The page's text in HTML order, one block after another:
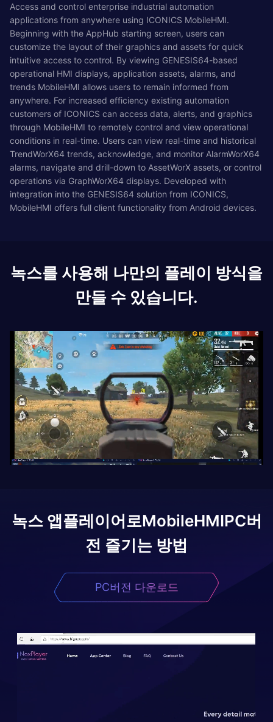
Access and control enterprise industrial automation
applications from anywhere using ICONICS MobileHMI.
Beginning with the AppHub starting screen, users can
customize the layout of their graphics and assets for quick
intuitive access to control. By viewing GENESIS64-based
operational HMI displays, application assets, alarms, and
trends MobileHMI allows users to remain informed from
anywhere. For increased efficiency existing automation
customers of ICONICS can access data, alerts, and graphics
through MobileHMI to remotely control and view operational
conditions in real-time. Users can view real-time and historical
TrendWorX64 trends, acknowledge, and monitor AlarmWorX64
alarms, navigate and drill-down to AssetWorX assets, or control
operations via GraphWorX64 displays. Developed with
integration into the GENESIS64 solution from ICONICS,
MobileHMI offers full client functionality from Android devices.
녹스를 사용해 나만의 플레이 방식을
만들 수 있습니다.
녹스 앱플레이어로MobileHMIPC버
전 즐기는 방법
PC버전 다운로드